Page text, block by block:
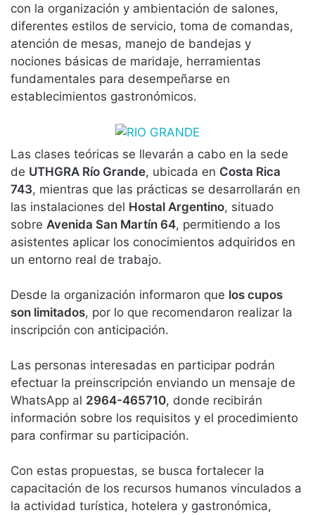
con la organización y ambientación de salones,
diferentes estilos de servicio, toma de comandas,
atención de mesas, manejo de bandejas y
nociones básicas de maridaje, herramientas
fundamentales para desempeñarse en
establecimientos gastronómicos.
Las clases teóricas se llevarán a cabo en la sede
de UTHGRA Río Grande, ubicada en Costa Rica
743, mientras que las prácticas se desarrollarán en
las instalaciones del Hostal Argentino, situado
sobre Avenida San Martín 64, permitiendo a los
asistentes aplicar los conocimientos adquiridos en
un entorno real de trabajo.
Desde la organización informaron que los cupos
son limitados, por lo que recomendaron realizar la
inscripción con anticipación.
Las personas interesadas en participar podrán
efectuar la preinscripción enviando un mensaje de
WhatsApp al 2964-465710, donde recibirán
información sobre los requisitos y el procedimiento
para confirmar su participación.
Con estas propuestas, se busca fortalecer la
capacitación de los recursos humanos vinculados a
la actividad turística, hotelera y gastronómica,